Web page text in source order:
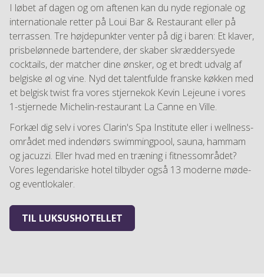
I løbet af dagen og om aftenen kan du nyde regionale og
internationale retter på Loui Bar & Restaurant eller på
terrassen. Tre højdepunkter venter på dig i baren: Et klaver,
prisbelønnede bartendere, der skaber skræddersyede
cocktails, der matcher dine ønsker, og et bredt udvalg af
belgiske øl og vine. Nyd det talentfulde franske køkken med
et belgisk twist fra vores stjernekok Kevin Lejeune i vores
1-stjernede Michelin-restaurant La Canne en Ville.
Forkæl dig selv i vores Clarin's Spa Institute eller i wellness-
området med indendørs swimmingpool, sauna, hammam
og jacuzzi. Eller hvad med en træning i fitnessområdet?
Vores legendariske hotel tilbyder også 13 moderne møde-
og eventlokaler.
TIL LUKSUSHOTELLET